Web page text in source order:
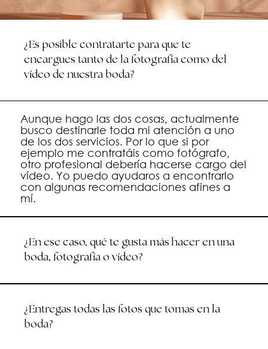
¿Es posible contratarte para que te
encargues tanto de la fotografía como del
vídeo de nuestra boda?
Aunque hago las dos cosas, actualmente
busco destinarle toda mi atención a uno
de los dos servicios. Por lo que si por
ejemplo me contratáis como fotógrafo,
otro profesional debería hacerse cargo del
vídeo. Yo puedo ayudaros a encontrarlo
con algunas recomendaciones afines a
mí.
¿En ese caso, qué te gusta más hacer en una
boda, fotografía o vídeo?
¿Entregas todas las fotos que tomas en la
boda?